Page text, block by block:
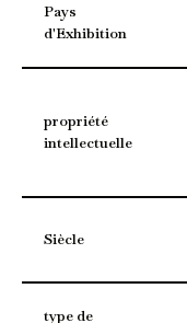
Pays
d'Exhibition
propriété
intellectuelle
Siècle
type de